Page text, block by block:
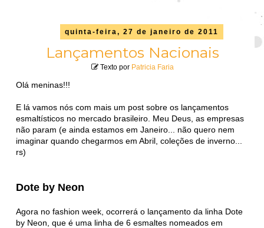
quinta-feira, 27 de janeiro de 2011
Lançamentos Nacionais
Texto por Patricia Faria
Olá meninas!!!
E lá vamos nós com mais um post sobre os lançamentos
esmaltísticos no mercado brasileiro. Meu Deus, as empresas
não param (e ainda estamos em Janeiro... não quero nem
imaginar quando chegarmos em Abril, coleções de inverno...
rs)
Dote by Neon
Agora no fashion week, ocorrerá o lançamento da linha Dote
by Neon, que é uma linha de 6 esmaltes nomeados em